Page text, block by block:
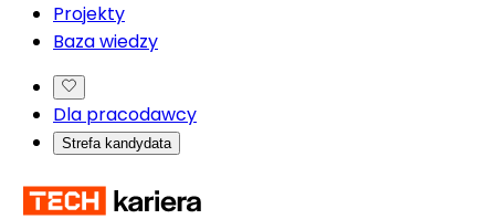
Projekty
Baza wiedzy
Dla pracodawcy
Strefa kandydata